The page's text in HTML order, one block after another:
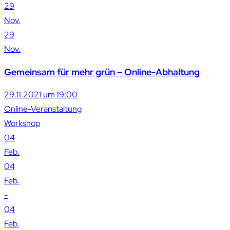
29
Nov.
29
Nov.
Gemeinsam für mehr grün – Online-Abhaltung
29.11.2021 um 19:00
Online-Veranstaltung
Workshop
04
Feb.
04
Feb.
-
04
Feb.